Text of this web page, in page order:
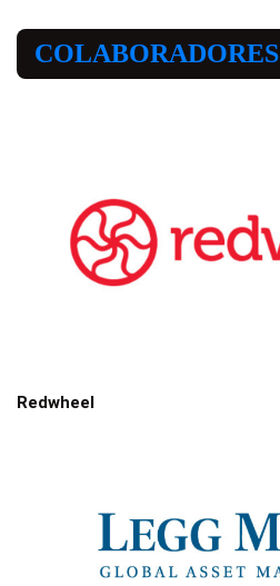
COLABORADORES
Redwheel